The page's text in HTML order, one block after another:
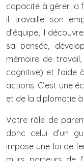
capacité à gérer la
il travaille son
d’équipe, il
sa pensée,
mémoire de
cognitive) et l’aide
actions. C’est une
et de la diplomatie
Votre rôle de
donc celui d’un
impose une loi de